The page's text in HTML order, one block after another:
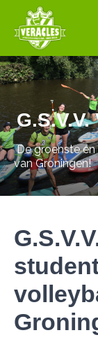
De groenste
van Groningen!
Previous